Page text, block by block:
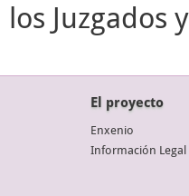
los Juzgados
El proyecto
Enxenio
Información Legal